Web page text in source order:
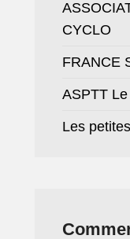
CYCLO
FRANCE
ASPTT
Les